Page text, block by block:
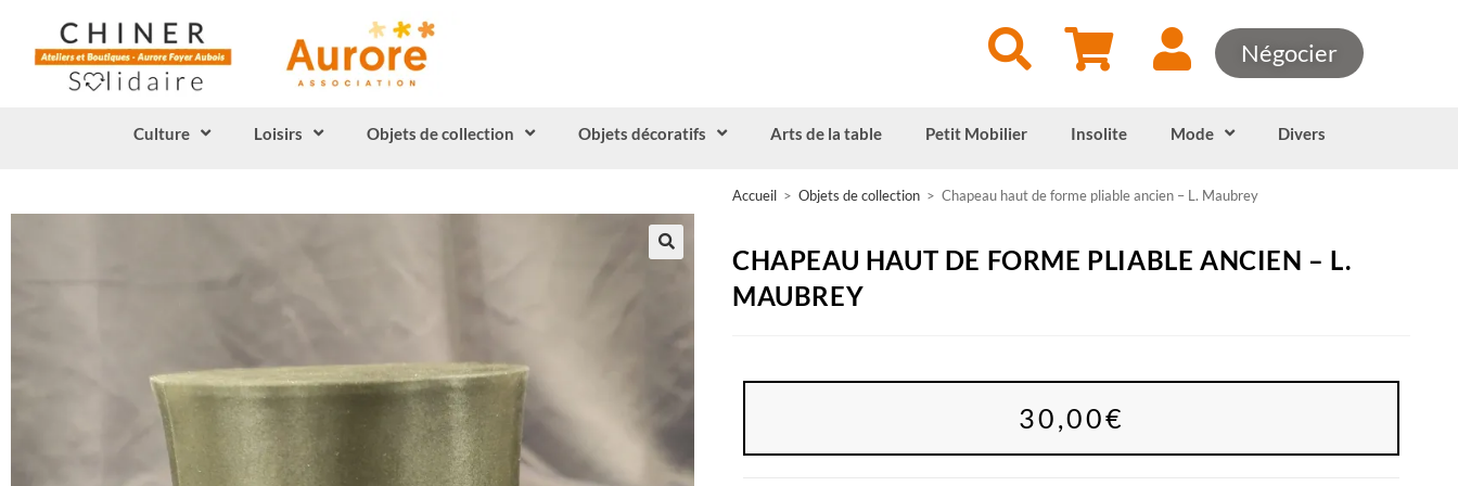
Négocier
Culture Loisirs Objets de collection Objets décoratifs Arts de la table Petit Mobilier Insolite Mode Divers
Accueil > Objets de collection > Chapeau haut de forme pliable ancien – L. Maubrey
CHAPEAU HAUT DE FORME PLIABLE ANCIEN – L.
MAUBREY
30,00€